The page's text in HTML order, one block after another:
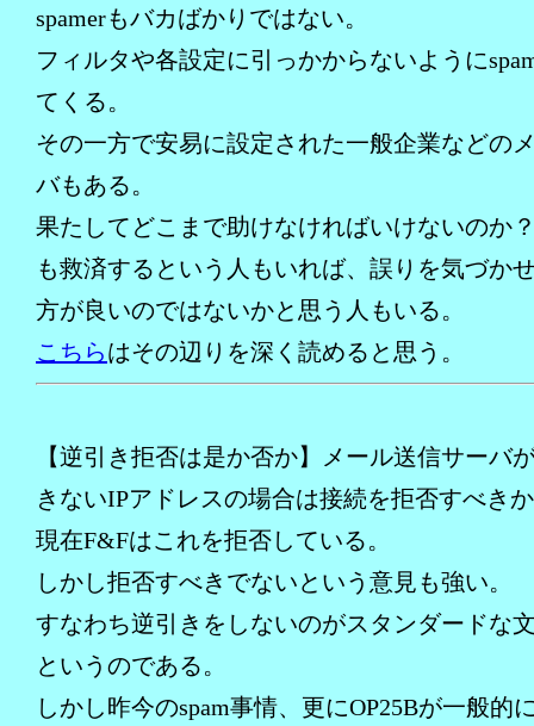
spamerもバカばかりではない。
フィルタや各設定に引っかからないように
てくる。
その一方で安易に設定された一般企業などの
バもある。
果たしてどこまで助けなければいけないのか
も救済するという人もいれば、誤りを気づか
方が良いのではないかと思う人もいる。
こちらはその辺りを深く読めると思う。
【逆引き拒否は是か否か】メール送信サーバ
きないIPアドレスの場合は接続を拒否すべき
現在F&Fはこれを拒否している。
しかし拒否すべきでないという意見も強い。
すなわち逆引きをしないのがスタンダードな
というのである。
しかし昨今のspam事情、更にOP25Bが一般的